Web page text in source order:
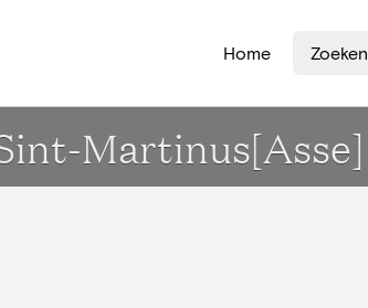
Home Zoeken
Martinus[Asse]